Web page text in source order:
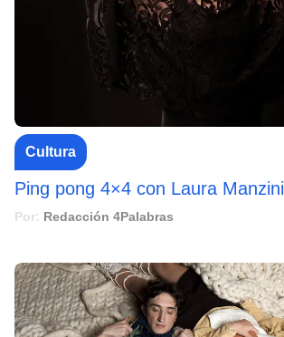
Cultura
Ping pong 4×4 con Laura Manzini
Por: Redacción 4Palabras